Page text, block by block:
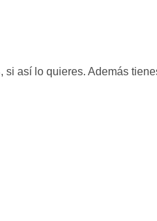
así lo quieres. Además